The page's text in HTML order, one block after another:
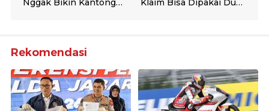
Rekomendasi